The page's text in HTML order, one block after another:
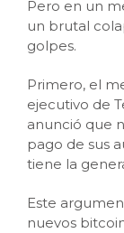
Pero en un
un brutal
golpes.
Primero, el
ejecutivo de
anunció que
pago de sus
tiene la
Este
nuevos